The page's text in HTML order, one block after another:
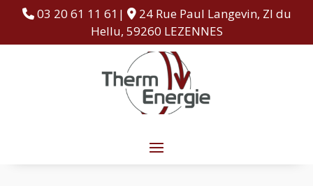
03 20 61 11 61|
24 Rue Paul Langevin, ZI du
Hellu, 59260 LEZENNES